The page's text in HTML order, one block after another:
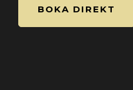
BOKA DIREKT